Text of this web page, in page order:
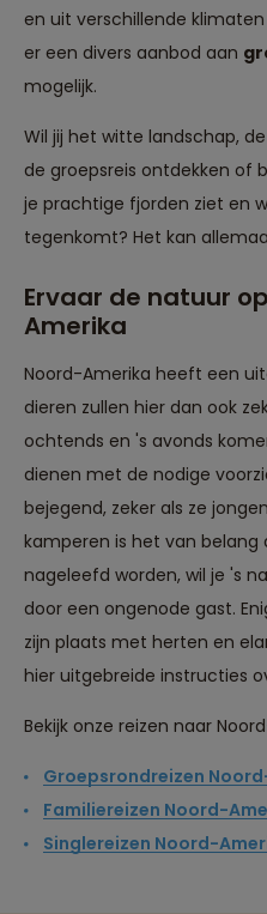
en uit verschillende
er een divers aanbod aan
mogelijk.
Wil jij het witte landschap,
de groepsreis ontdekken of
je prachtige fjorden ziet en
tegenkomt? Het kan
Ervaar de natuur
Amerika
Noord-Amerika heeft een
dieren zullen hier dan ook
ochtends en 's avonds
dienen met de nodige
bejegend, zeker als ze
kamperen is het van belang
nageleefd worden, wil je 's
door een ongenode gast.
zijn plaats met herten en
hier uitgebreide instructies
Bekijk onze reizen naar
Groepsrondreizen
Familiereizen Noord-
Singlereizen Noord-